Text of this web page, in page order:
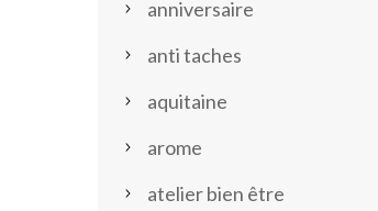
anniversaire
anti taches
aquitaine
arome
atelier bien être